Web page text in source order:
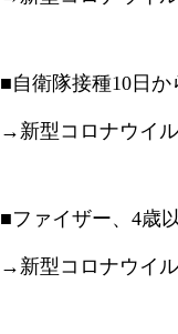
■自衛隊接種10日か
→新型コロナウイ
■ファイザー、4歳
→新型コロナウイ